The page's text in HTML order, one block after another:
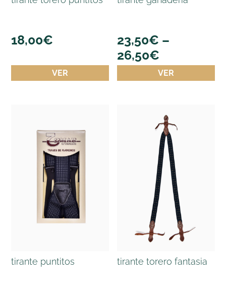
18,00€
VER
23,50€ –
26,50€
VER
tirante puntitos tirante torero fantasia